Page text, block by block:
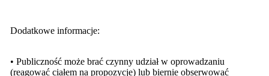
Dodatkowe informacje:
• Publiczność może brać czynny udział w oprowadzaniu
(reagować ciałem na propozycje) lub biernie obserwować